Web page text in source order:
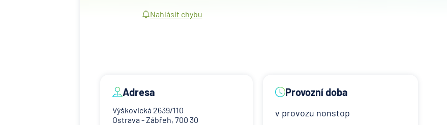
Nahlásit chybu
Adresa
Výškovická 2639/110
Ostrava - Zábřeh, 700 30
Provozní doba
v provozu nonstop